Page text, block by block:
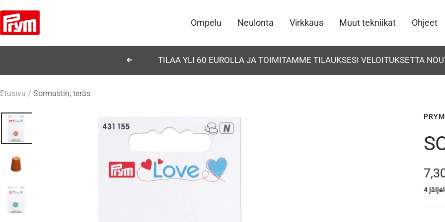
sisältöön
Ompelu Neulonta Virkkaus Muut tekniikat Ohjeet
Prym
EdellinenTILAA YLI 60 EUROLLA JA TOIMITAMME TILAUKSESI VELOITUKSETTA
Etusivu Sormustin, teräs
PRYM
4